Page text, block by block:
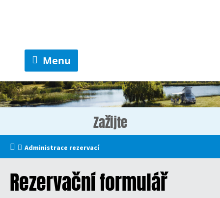
Menu
Zažijte
Administrace rezervací
Rezervační formulář